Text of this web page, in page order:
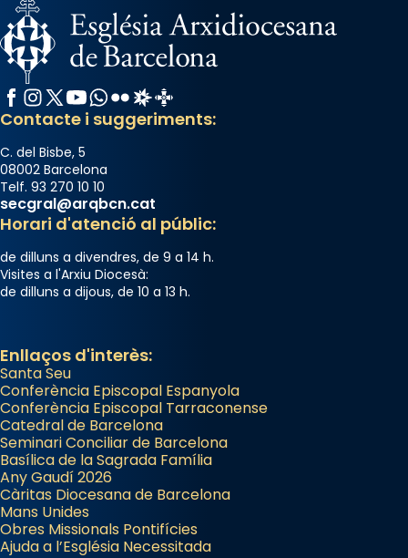
Facebook
Instagram
X / Twitter
YouTube
WhatsApp
FlickrRadio Estel
Catalunya Cristiana
Contacte i suggeriments:
C. del Bisbe, 5
08002 Barcelona
Telf. 93 270 10 10
secgral@arqbcn.cat
Horari d'atenció al públic:
de dilluns a divendres, de 9 a 14 h.
Visites a l'Arxiu Diocesà:
de dilluns a dijous, de 10 a 13 h.
Enllaços d'interès:
Santa Seu
Conferència Episcopal Espanyola
Conferència Episcopal Tarraconense
Catedral de Barcelona
Seminari Conciliar de Barcelona
Basílica de la Sagrada Família
Any Gaudí 2026
Càritas Diocesana de Barcelona
Mans Unides
Obres Missionals Pontifícies
Ajuda a l’Església Necessitada